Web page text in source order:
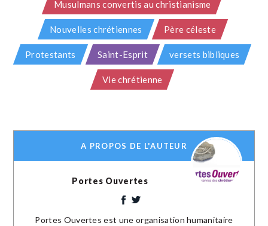
Musulmans convertis au christianisme
Nouvelles chrétiennes Père céleste
Protestants Saint-Esprit versets bibliques
Vie chrétienne
A PROPOS DE L'AUTEUR
Portes Ouvertes
Portes Ouvertes est une organisation humanitaire